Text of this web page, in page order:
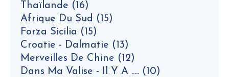
Thaïlande (16)
Afrique Du Sud (15)
Forza Sicilia (15)
Croatie - Dalmatie (13)
Merveilles De Chine (12)
Dans Ma Valise - Il Y A ..... (10)